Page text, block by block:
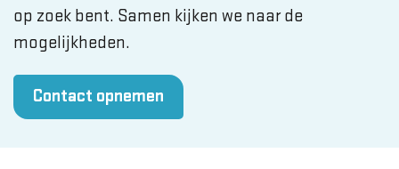
op zoek bent. Samen kijken we naar de
mogelijkheden.
Contact opnemen